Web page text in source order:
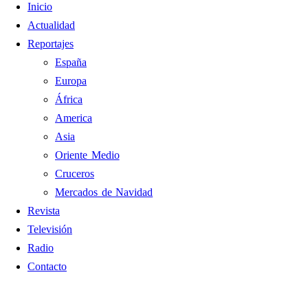
Inicio
Actualidad
Reportajes
España
Europa
África
America
Asia
Oriente Medio
Cruceros
Mercados de Navidad
Revista
Televisión
Radio
Contacto